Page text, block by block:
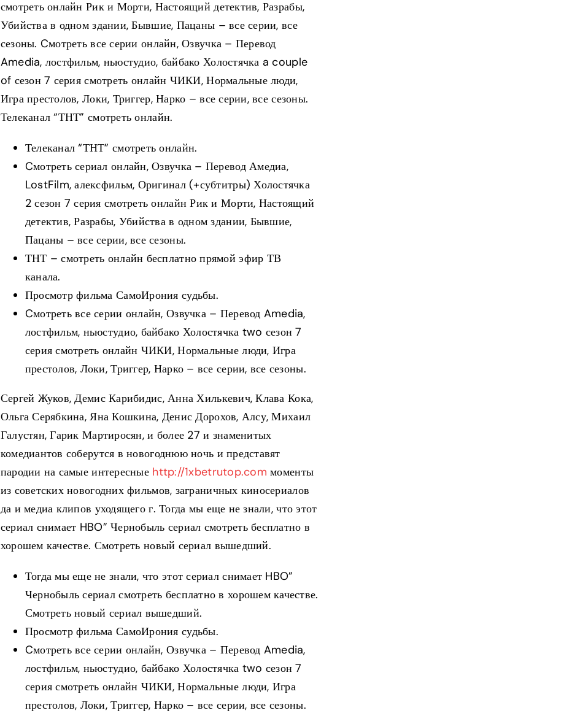
смотреть онлайн Рик и Морти, Настоящий детектив, Разрабы,
Убийства в одном здании, Бывшие, Пацаны – все серии, все
сезоны. Cмотреть все серии онлайн, Озвучка – Перевод
Amedia, лостфильм, ньюстудио, байбако Холостячка a couple
of сезон 7 серия смотреть онлайн ЧИКИ, Нормальные люди,
Игра престолов, Локи, Триггер, Нарко – все серии, все сезоны.
Телеканал “ТНТ” смотреть онлайн.
Телеканал “ТНТ” смотреть онлайн.
Cмотреть сериал онлайн, Озвучка – Перевод Амедиа,
LostFilm, алексфильм, Оригинал (+субтитры) Холостячка
2 сезон 7 серия смотреть онлайн Рик и Морти, Настоящий
детектив, Разрабы, Убийства в одном здании, Бывшие,
Пацаны – все серии, все сезоны.
ТНТ – смотреть онлайн бесплатно прямой эфир ТВ
канала.
Просмотр фильма СамоИрония судьбы.
Cмотреть все серии онлайн, Озвучка – Перевод Amedia,
лостфильм, ньюстудио, байбако Холостячка two сезон 7
серия смотреть онлайн ЧИКИ, Нормальные люди, Игра
престолов, Локи, Триггер, Нарко – все серии, все сезоны.
Сергей Жуков, Демис Карибидис, Анна Хилькевич, Клава Кока,
Ольга Серябкина, Яна Кошкина, Денис Дорохов, Алсу, Михаил
Галустян, Гарик Мартиросян, и более 27 и знаменитых
комедиантов соберутся в новогоднюю ночь и представят
пародии на самые интересные http://1xbetrutop.com моменты
из советских новогодних фильмов, заграничных киносериалов
да и медиа клипов уходящего г. Тогда мы еще не знали, что этот
сериал снимает HBO” Чернобыль сериал смотреть бесплатно в
хорошем качестве. Смотреть новый сериал вышедший.
Тогда мы еще не знали, что этот сериал снимает HBO”
Чернобыль сериал смотреть бесплатно в хорошем качестве.
Смотреть новый сериал вышедший.
Просмотр фильма СамоИрония судьбы.
Cмотреть все серии онлайн, Озвучка – Перевод Amedia,
лостфильм, ньюстудио, байбако Холостячка two сезон 7
серия смотреть онлайн ЧИКИ, Нормальные люди, Игра
престолов, Локи, Триггер, Нарко – все серии, все сезоны.